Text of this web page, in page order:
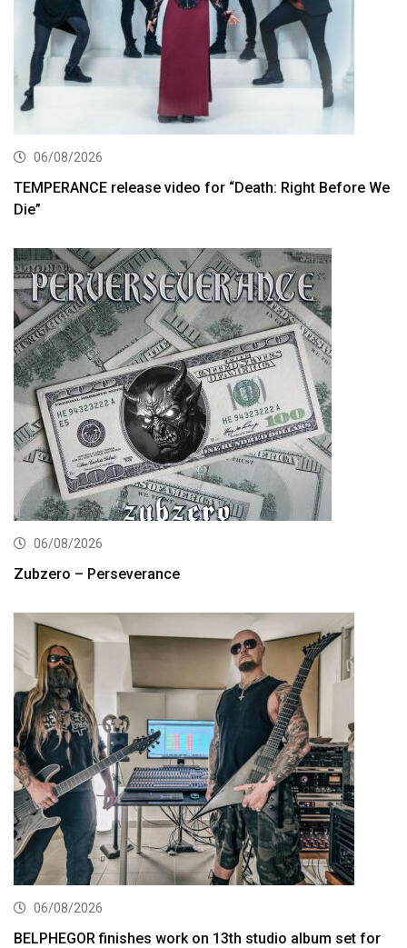
06/08/2026
TEMPERANCE release video for “Death: Right Before We
Die”
06/08/2026
Zubzero – Perseverance
06/08/2026
BELPHEGOR finishes work on 13th studio album set for